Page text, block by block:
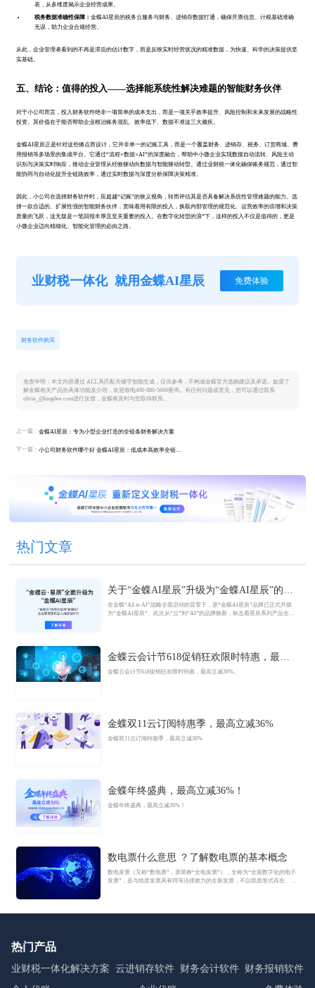
表，从多维度揭示企业经营成果。
税务数据准确性保障： 金蝶AI星辰的税务云服务与财务、进销存数据打通，确保开票信息、计税基础准确
无误，助力企业合规经营。
从此，企业管理者看到的不再是滞后的估计数字，而是反映实时经营状况的精准数据，为快速、科学的决策提供坚
实基础。
五、结论：值得的投入——选择能系统性解决难题的智能财务伙伴
对于小公司而言，投入财务软件绝非一项简单的成本支出，而是一项关乎效率提升、风险控制和未来发展的战略性
投资。其价值在于能否帮助企业根治账务混乱、效率低下、数据不准这三大顽疾。
金蝶AI星辰正是针对这些痛点而设计，它并非单一的记账工具，而是一个覆盖财务、进销存、税务、订货商城、费
用报销等多场景的集成平台。它通过“流程×数据×AI”的深度融合，帮助中小微企业实现数据自动流转、风险主动
识别与决策实时响应，推动企业管理从经验驱动向数据与智能驱动转型。通过业财税一体化确保账务规范，通过智
能协同与自动化提升全链路效率，通过实时数据与深度分析保障决策精准。
因此，小公司在选择财务软件时，应超越“记账”的狭义视角，转而评估其是否具备解决系统性管理难题的能力。选
择一款合适的、扩展性强的智能财务伙伴，意味着用有限的投入，换取内部管理的规范化、运营效率的倍增和决策
质量的飞跃，这无疑是一笔回报丰厚且至关重要的投入。在数字化转型的浪*下，这样的投入不仅是值得的，更是
小微企业迈向精细化、智能化管理的必由之路。
业财税一体化 就用金蝶AI星辰 免费体验
财务软件购买
免责申明：本文内容通过 AI工具匹配关键字智能生成，仅供参考，不构成金蝶官方选购建议及承诺。如需了
解金蝶相关产品的具体功能及介绍，欢迎致电400-880-5666垂询。有任何问题或意见，您可以通过联系
olivia_@kingdee.com进行反馈，金蝶将及时与您取得联系。
上一篇：金蝶AI星辰：专为小型企业打造的全链条财务解决方案
下一篇： 小公司财务软件哪个好 金蝶AI星辰：低成本高效率全链条方案
热门文章
关于“金蝶AI星辰”升级为“金蝶AI星辰”的官
方公告
在金蝶“All in AI”战略全面启动的背景下，原“金蝶AI星辰”品牌已正式升级
为“金蝶AI星辰”。此次从“云”到“AI”的品牌焕新，标志着星辰系列产品全面
金蝶云会计节618促销狂欢限时特惠，最高
立减36%
金蝶云会计节618促销狂欢限时特惠，最高立减36%。
金蝶双11云订阅特惠季，最高立减36%
金蝶双11云订阅特惠季，最高立减36%
金蝶年终盛典，最高立减36%！
金蝶年终盛典，最高立减36%！
数电票什么意思 ？了解数电票的基本概念
数电发票（又称“数电票”，原简称“全电发票”），全称为“全面数字化的电子
发票”，是与纸质发票具有同等法律效力的全新发票，不以纸质形式存在、不
热门产品
业财税一体化解决方案 云进销存软件 财务会计软件 财务报销软件